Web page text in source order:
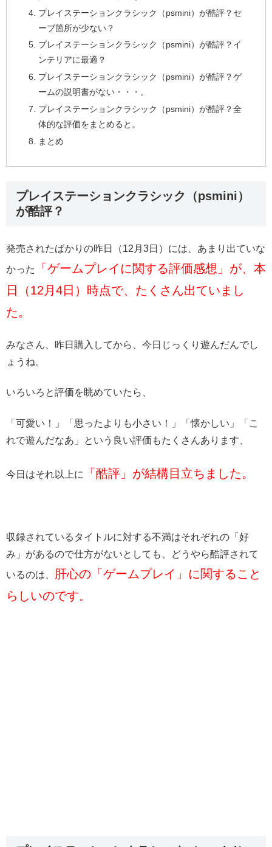
プレイステーションクラシック（psmini）が酷評？セ
ーブ箇所が少ない？
プレイステーションクラシック（psmini）が酷評？イ
ンテリアに最適？
プレイステーションクラシック（psmini）が酷評？ゲ
ームの説明書がない・・・。
プレイステーションクラシック（psmini）が酷評？全
体的な評価をまとめると。
まとめ
プレイステーションクラシック（psmini）
が酷評？
発売されたばかりの昨日（12月3日）には、あまり出ていな
かった
「ゲームプレイに関する評価感想」が、本
日（12月4日）時点で、たくさん出ていまし
た。
みなさん、昨日購入してから、今日じっくり遊んだんでし
ょうね。
いろいろと評価を眺めていたら、
「可愛い！」「思ったよりも小さい！」「懐かしい」「こ
れで遊んだなあ」という良い評価もたくさんあります、
今日はそれ以上に 「酷評」が結構目立ちました。
収録されているタイトルに対する不満はそれぞれの「好
み」があるので仕方がないとしても、どうやら酷評されて
いるのは、
肝心の「ゲームプレイ」に関すること
らしいのです。